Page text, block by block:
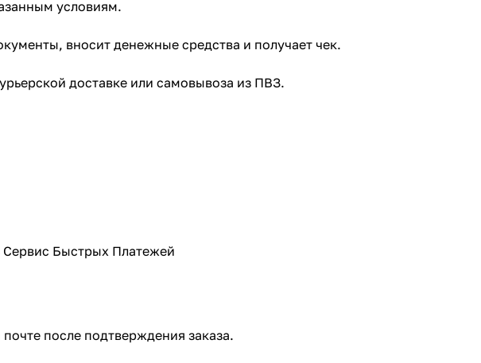
условиям.
вносит денежные средства и получает чек.
доставке или самовывоза из ПВЗ.
Сервис Быстрых Платежей
после подтверждения заказа.